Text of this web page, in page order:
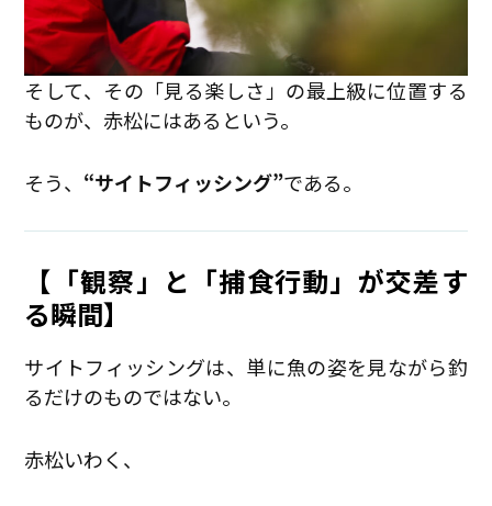
そして、その「見る楽しさ」の最上級に位置する
ものが、赤松にはあるという。
そう、 “サイトフィッシング”である。
【「観察」と「捕食行動」が交差す
る瞬間】
サイトフィッシングは、単に魚の姿を見ながら釣
るだけのものではない。
赤松いわく、